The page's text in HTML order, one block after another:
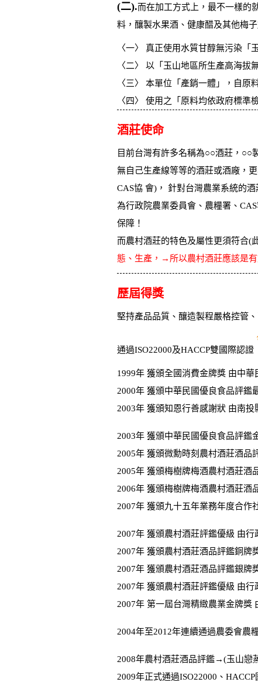
(二).而在加工方式上，最不一樣的
料，釀製水果酒、健康醋及其他梅
〈一〉 真正使用水質甘醇無污染「
〈二〉 以「玉山地區所生產高海拔
〈三〉 本單位「產銷一體」，自
〈四〉 使用之「原料均依政府標準檢
酒莊使命
目前台灣有許多名稱為○○酒莊，○○
無自己生產線等等的酒莊或酒廠，
CAS協 會)， 針對台灣農業系統的
為行政院農業委員會、農糧署、
保障！
而農村酒莊的特色及屬性更須符合(
態、生產，→所以農村酒莊應該是
歷屆得獎
堅持產品品質、釀造製程嚴格控管
通過ISO22000及HACCP雙國際認證
1999年 獲頒全國消費金牌獎 由中
2000年 獲頒中華民國優良食品評鑑
2003年 獲頒知恩行善感謝狀 由南投
2003年 獲頒中華民國優良食品評鑑
2005年 獲頒微勳時刻農村酒莊酒品
2005年 獲頒梅樹牌梅酒農村酒莊酒
2006年 獲頒梅樹牌梅酒農村酒莊酒
2007年 獲頒九十五年業務年度合作
2007年 獲頒農村酒莊評鑑優級 由
2007年 獲頒農村酒莊酒品評鑑銅牌
2007年 獲頒農村酒莊酒品評鑑銀牌
2007年 獲頒農村酒莊評鑑優級 由行
2007年 第一屆台灣精緻農業金牌獎
2004年至2012年連續通過農委會農
2008年農村酒莊酒品評鑑→(玉山戀
2009年正式通過ISO22000、